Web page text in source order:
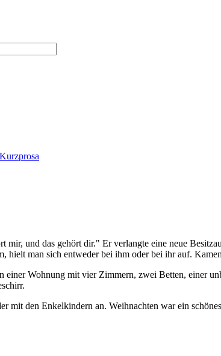
mir, und das gehört dir." Er verlangte eine neue
hielt man sich entweder bei ihm oder bei ihr auf.
einer Wohnung mit vier Zimmern, zwei Betten, einer
mit den Enkelkindern an. Weihnachten war ein